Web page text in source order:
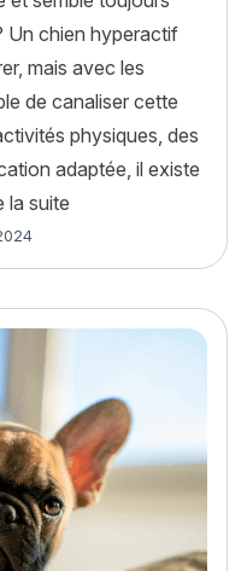
Un chien hyperactif
mais avec les
de canaliser cette
physiques, des
adaptée, il existe
la suite